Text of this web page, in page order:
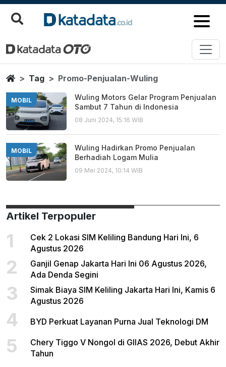
Promo Penjualan Wuling
Berita Terbaru
HomeTag Promo-Penjualan-Wuling
MOBIL
Wuling Motors Gelar Program Penjualan
Sambut 7 Tahun di Indonesia
08 Juni 2024, 15:16 WIB
MOBIL
Wuling Hadirkan Promo Penjualan
Berhadiah Logam Mulia
09 Mei 2024, 10:14 WIB
Artikel Terpopuler
1
Cek 2 Lokasi SIM Keliling Bandung Hari Ini, 6
Agustus 2026
2
Ganjil Genap Jakarta Hari Ini 06 Agustus 2026,
Ada Denda Segini
3
Simak Biaya SIM Keliling Jakarta Hari Ini, Kamis 6
Agustus 2026
4 BYD Perkuat Layanan Purna Jual Teknologi DM
5
Chery Tiggo V Nongol di GIIAS 2026, Debut Akhir
Tahun